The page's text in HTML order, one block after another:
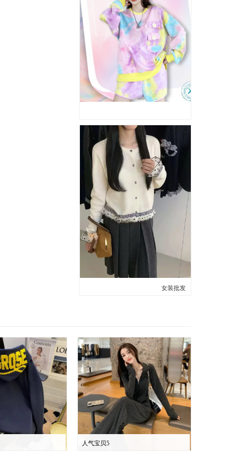
女装批发
人气宝贝5